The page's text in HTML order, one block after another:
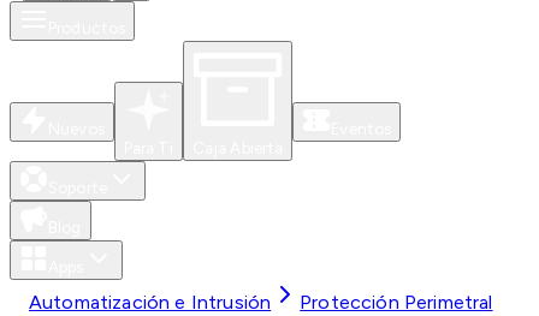
Automatización e Intrusión
Protección Perimetral